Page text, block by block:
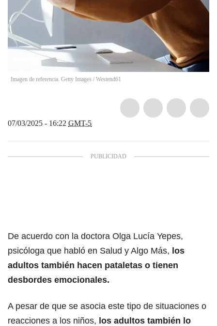
Imagen de referencia. Getty Images / Westend61
07/03/2025 - 16:22 GMT-5
De acuerdo con la doctora Olga Lucía Yepes,
psicóloga que habló en Salud y Algo Más, los
adultos también hacen pataletas o tienen
desbordes emocionales.
A pesar de que se asocia este tipo de situaciones o
reacciones a los niños, los adultos también lo